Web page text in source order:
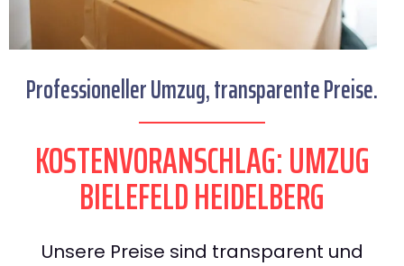
Professioneller Umzug, transparente Preise.
KOSTENVORANSCHLAG: UMZUG
BIELEFELD HEIDELBERG
Unsere Preise sind transparent und